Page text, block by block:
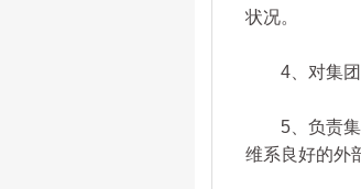
状况。
4、对集团
5、负责集
维系良好的外